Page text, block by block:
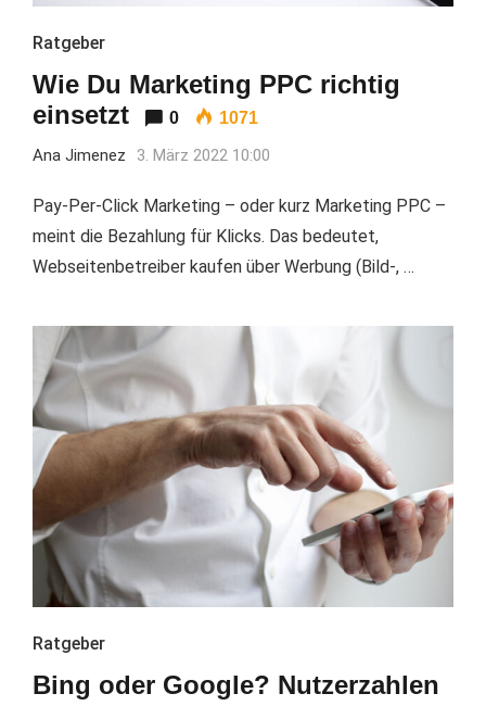
Ratgeber
Wie Du Marketing PPC richtig
einsetzt
0 1071
Ana Jimenez 3. März 2022 10:00
Pay-Per-Click Marketing – oder kurz Marketing PPC –
meint die Bezahlung für Klicks. Das bedeutet,
Webseitenbetreiber kaufen über Werbung (Bild-, …
Ratgeber
Bing oder Google? Nutzerzahlen